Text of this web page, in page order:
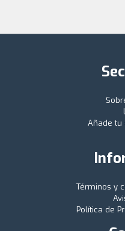
Añade tu
Términos y
Política de